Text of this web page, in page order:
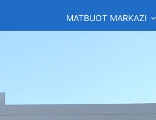
MATBUOT MARKAZI